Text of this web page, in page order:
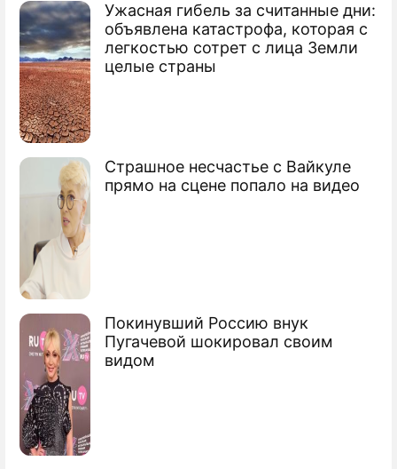
Ужасная гибель за считанные дни:
объявлена катастрофа, которая с
легкостью сотрет с лица Земли
целые страны
Страшное несчастье с Вайкуле
прямо на сцене попало на видео
Покинувший Россию внук
Пугачевой шокировал своим
видом